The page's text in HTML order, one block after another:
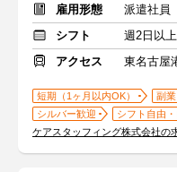
雇用形態
派遣社員
シフト
週2日以
アクセス
東名古屋
短期（1ヶ月以内OK）
副
シルバー歓迎
シフト自由
ケアスタッフィング株式会社の